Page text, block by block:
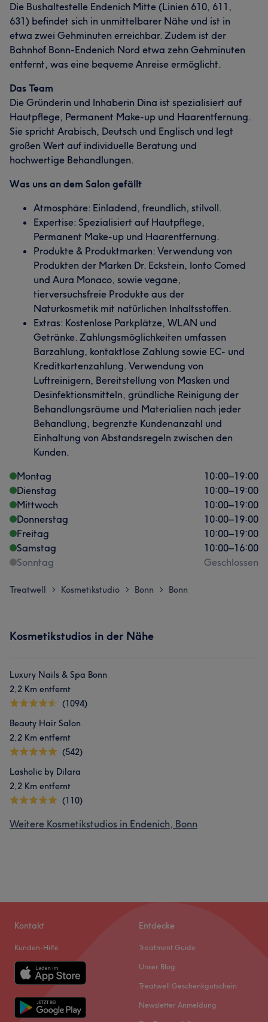
Die Bushaltestelle Endenich Mitte (Linien 610, 611,
631) befindet sich in unmittelbarer Nähe und ist in
etwa zwei Gehminuten erreichbar. Zudem ist der
Bahnhof Bonn-Endenich Nord etwa zehn Gehminuten
entfernt, was eine bequeme Anreise ermöglicht.​
Das Team
Die Gründerin und Inhaberin Dina ist spezialisiert auf
Hautpflege, Permanent Make-up und Haarentfernung.
Sie spricht Arabisch, Deutsch und Englisch und legt
großen Wert auf individuelle Beratung und
hochwertige Behandlungen.​
Was uns an dem Salon gefällt
Atmosphäre: Einladend, freundlich, stilvoll.
Expertise: Spezialisiert auf Hautpflege,
Permanent Make-up und Haarentfernung.
Produkte & Produktmarken: Verwendung von
Produkten der Marken Dr. Eckstein, Ionto Comed
und Aura Monaco, sowie vegane,
tierversuchsfreie Produkte aus der
Naturkosmetik mit natürlichen Inhaltsstoffen.​
Extras: Kostenlose Parkplätze, WLAN und
Getränke. Zahlungsmöglichkeiten umfassen
Barzahlung, kontaktlose Zahlung sowie EC- und
Kreditkartenzahlung. Verwendung von
Luftreinigern, Bereitstellung von Masken und
Desinfektionsmitteln, gründliche Reinigung der
Behandlungsräume und Materialien nach jeder
Behandlung, begrenzte Kundenanzahl und
Einhaltung von Abstandsregeln zwischen den
Kunden.​
Montag
10:00–19:00
Dienstag
10:00–19:00
Mittwoch
10:00–19:00
Donnerstag
10:00–19:00
Freitag
10:00–19:00
Samstag
10:00–16:00
Sonntag
Geschlossen
Treatwell > Kosmetikstudio > Bonn > Bonn
Kosmetikstudios in der Nähe
Luxury Nails & Spa Bonn
2,2 Km entfernt
(1094)
Beauty Hair Salon
2,2 Km entfernt
(542)
Lasholic by Dilara
2,2 Km entfernt
(110)
Weitere Kosmetikstudios in Endenich, Bonn
Kontakt
Kunden-Hilfe
Entdecke
Treatment Guide
Unser Blog
Treatwell Geschenkgutschein
Newsletter Anmeldung